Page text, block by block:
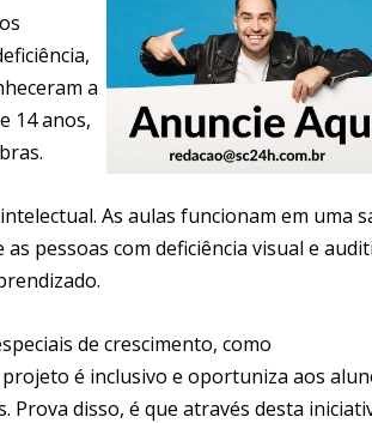
a
14 anos,
As aulas funcionam em uma
pessoas com deficiência visual e
de crescimento, como
é inclusivo e oportuniza aos
disso, é que através desta